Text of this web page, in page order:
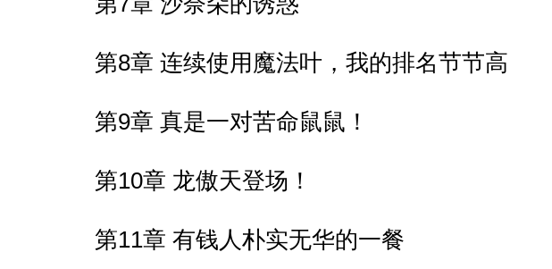
第8章 连续使用魔法叶，我的排名节节高
第9章 真是一对苦命鼠鼠！
第10章 龙傲天登场！
第11章 有钱人朴实无华的一餐